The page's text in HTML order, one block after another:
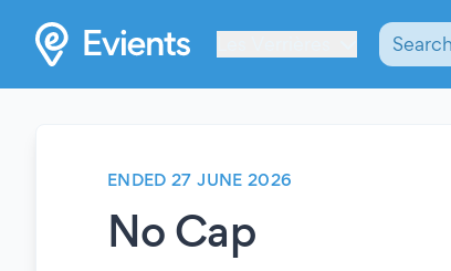
ENDED 27 JUNE 2026
No Cap